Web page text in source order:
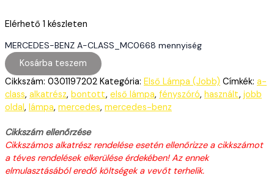
Elérhető 1 készleten
MERCEDES-BENZ A-CLASS_MC0668 mennyiség
Kosárba teszem
Cikkszám: 0301197202 Kategória: Első Lámpa (Jobb) Címkék: a-
class, alkatrész, bontott, első lámpa, fényszóró, használt, jobb
oldal, lámpa, mercedes, mercedes-benz
Cikkszám ellenőrzése
Cikkszámos alkatrész rendelése esetén ellenőrizze a cikkszámot
a téves rendelések elkerülése érdekében! Az ennek
elmulasztásából eredő költségek a vevőt terhelik.